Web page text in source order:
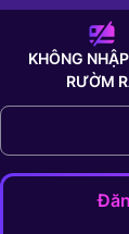
KHÔNG
RƯỜM